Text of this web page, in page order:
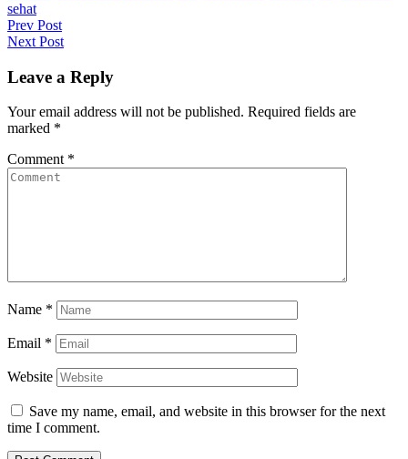
sehat
Post
navigation
Prev Post
Next Post
Leave a Reply
Your email address will not be published. Required fields are
marked *
Comment *
Name *
Email *
Website
Save my name, email, and website in this browser for the next
time I comment.